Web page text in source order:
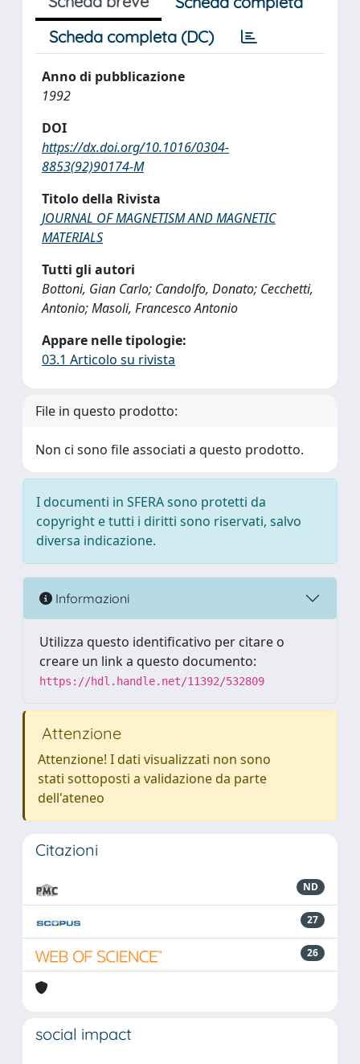
Scheda completa (DC)
Anno di pubblicazione
1992
DOI
https://dx.doi.org/10.1016/0304-
8853(92)90174-M
Titolo della Rivista
JOURNAL OF MAGNETISM AND MAGNETIC
MATERIALS
Tutti gli autori
Bottoni, Gian Carlo; Candolfo, Donato; Cecchetti,
Antonio; Masoli, Francesco Antonio
Appare nelle tipologie:
03.1 Articolo su rivista
File in questo prodotto:
Non ci sono file associati a questo prodotto.
I documenti in SFERA sono protetti da
copyright e tutti i diritti sono riservati, salvo
diversa indicazione.
Informazioni
Utilizza questo identificativo per citare o
creare un link a questo documento:
https://hdl.handle.net/11392/532809
Attenzione
Attenzione! I dati visualizzati non sono
stati sottoposti a validazione da parte
dell'ateneo
Citazioni
ND
27
26
social impact